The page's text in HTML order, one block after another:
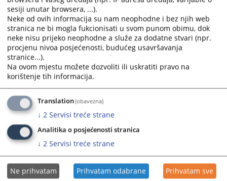
Prikazana vijest je na: Srpski jezik
4587PREGLEDA
sesiji unutar browsera, ...).
Neke od ovih informacija su nam neophodne i bez njih web
stranica ne bi mogla fukcionisati u svom punom obimu, dok
neke nisu prijeko neophodne a služe za dodatne stvari (npr.
procjenu nivoa posjećenosti, budućeg usavršavanja
stranice...).
Na ovom mjestu možete dozvoliti ili uskratiti pravo na
korištenje tih informacija.
Translation(obavezna)
↓ 2 Servisi treće strane
Analitika o posjećenosti stranica
↓ 2 Servisi treće strane
Ne prihvatam Prihvatam odabrane Prihvatam sve